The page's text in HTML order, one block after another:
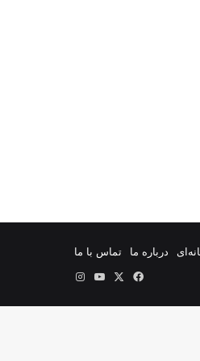
درباره ما
تماس با ما
فیس
یوتیوب